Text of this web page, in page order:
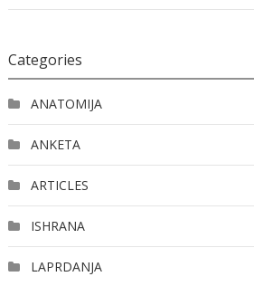
Categories
ANATOMIJA
ANKETA
ARTICLES
ISHRANA
LAPRDANJA